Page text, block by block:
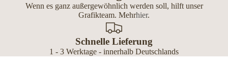
Wenn es ganz außergewöhnlich werden soll, hilft unser
Grafikteam. Mehrhier.
Schnelle Lieferung
1 - 3 Werktage - innerhalb Deutschlands